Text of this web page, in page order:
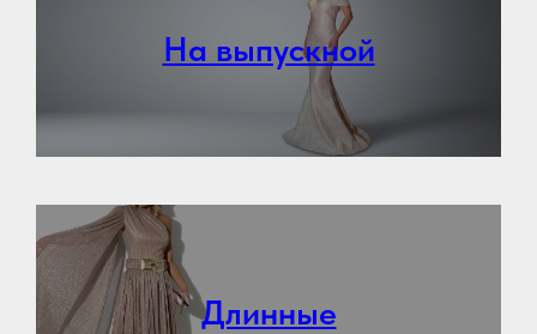
На выпускной
Длинные